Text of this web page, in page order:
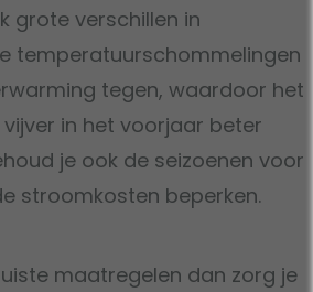
grote verschillen in
temperatuurschommelingen
tegen, waardoor het
in het voorjaar beter
je ook de seizoenen voor
stroomkosten beperken.
maatregelen dan zorg je